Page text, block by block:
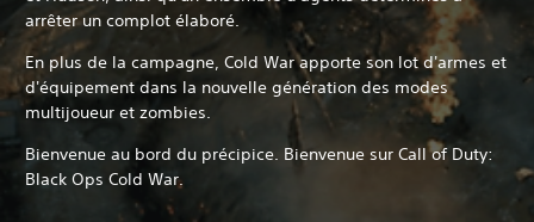
arrêter un complot élaboré.
En plus de la campagne, Cold War apporte son lot d'armes et
d'équipement dans la nouvelle génération des modes
multijoueur et zombies.
Bienvenue au bord du précipice. Bienvenue sur Call of Duty:
Black Ops Cold War.